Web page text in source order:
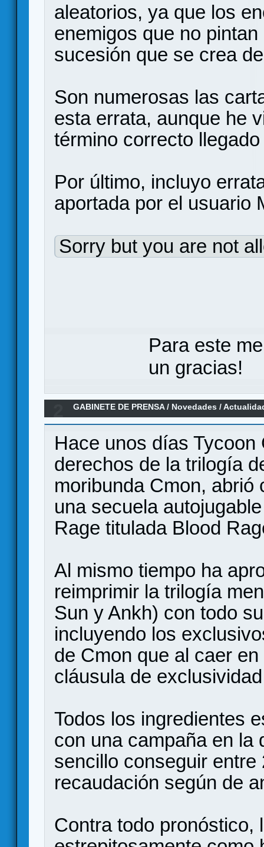
aleatorios, ya que los
enemigos que no
sucesión que se crea
Son numerosas las
esta errata, aunque he
término correcto
Por último, incluyo
aportada por el usuario
Sorry but you are not
Para este
un gracias!
GABINETE DE PRENSA/ Novedades /
estrella en Gamefound
Hace unos días
derechos de la trilogía
moribunda Cmon, abrió
una secuela
Rage titulada Blood
Al mismo tiempo ha
reimprimir la trilogía
Sun y Ankh) con todo
incluyendo los
de Cmon que al caer
cláusula de
Todos los ingredientes
con una campaña en la
sencillo conseguir
recaudación según de
Contra todo pronóstico,